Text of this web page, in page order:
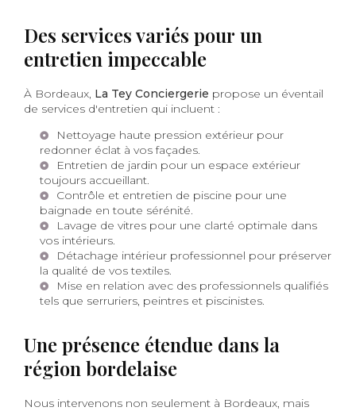
Des services variés pour un
entretien impeccable
À Bordeaux, La Tey Conciergerie propose un éventail
de services d'entretien qui incluent :
Nettoyage haute pression extérieur pour
redonner éclat à vos façades.
Entretien de jardin pour un espace extérieur
toujours accueillant.
Contrôle et entretien de piscine pour une
baignade en toute sérénité.
Lavage de vitres pour une clarté optimale dans
vos intérieurs.
Détachage intérieur professionnel pour préserver
la qualité de vos textiles.
Mise en relation avec des professionnels qualifiés
tels que serruriers, peintres et piscinistes.
Une présence étendue dans la
région bordelaise
Nous intervenons non seulement à Bordeaux, mais